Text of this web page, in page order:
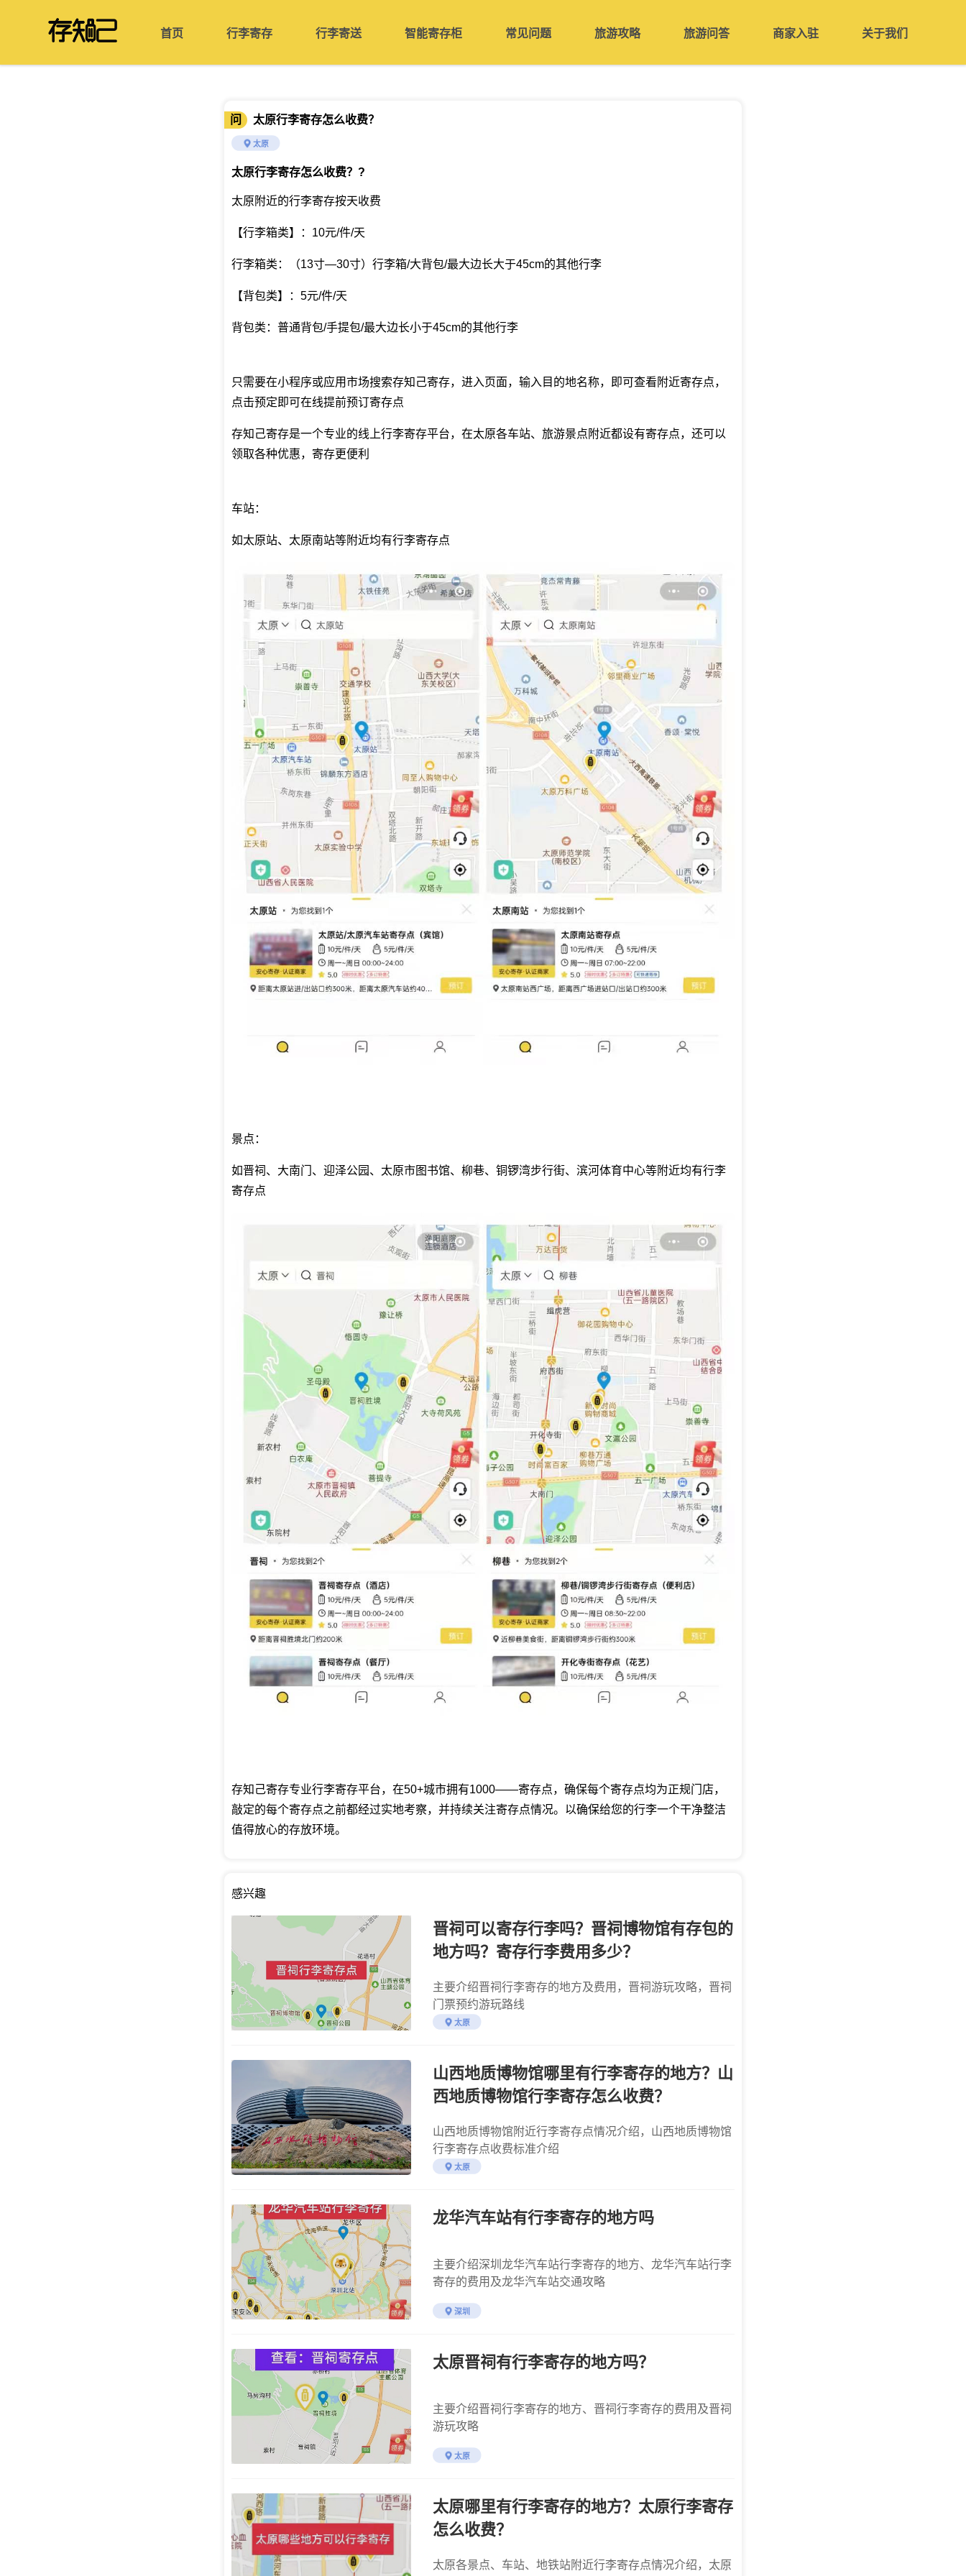
首页 行李寄存 行李寄送 智能寄存柜 常见问题 旅游攻略 旅游问答 商家入驻 关于我们
问 太原行李寄存怎么收费？
太原
太原行李寄存怎么收费？ ?
太原附近的行李寄存按天收费
【行李箱类】：10元/件/天
行李箱类：（13寸—30寸）行李箱/大背包/最大边长大于45cm的其他行李
【背包类】：5元/件/天
背包类：普通背包/手提包/最大边长小于45cm的其他行李
只需要在小程序或应用市场搜索存知己寄存，进入页面，输入目的地名称，即可查看附近寄存点，
点击预定即可在线提前预订寄存点
存知己寄存是一个专业的线上行李寄存平台，在太原各车站、旅游景点附近都设有寄存点，还可以
领取各种优惠，寄存更便利
车站：
如太原站、太原南站等附近均有行李寄存点
景点：
如晋祠、大南门、迎泽公园、太原市图书馆、柳巷、铜锣湾步行街、滨河体育中心等附近均有行李
寄存点
存知己寄存专业行李寄存平台，在50+城市拥有1000——寄存点，确保每个寄存点均为正规门店，
敲定的每个寄存点之前都经过实地考察，并持续关注寄存点情况。以确保给您的行李一个干净整洁
值得放心的存放环境。
感兴趣
晋祠可以寄存行李吗？晋祠博物馆有存包的
地方吗？寄存行李费用多少？
主要介绍晋祠行李寄存的地方及费用，晋祠游玩攻略，晋祠
门票预约游玩路线
太原
山西地质博物馆哪里有行李寄存的地方？山
西地质博物馆行李寄存怎么收费？
山西地质博物馆附近行李寄存点情况介绍，山西地质博物馆
行李寄存点收费标准介绍
太原
龙华汽车站有行李寄存的地方吗
主要介绍深圳龙华汽车站行李寄存的地方、龙华汽车站行李
寄存的费用及龙华汽车站交通攻略
深圳
太原晋祠有行李寄存的地方吗？
主要介绍晋祠行李寄存的地方、晋祠行李寄存的费用及晋祠
游玩攻略
太原
太原哪里有行李寄存的地方？太原行李寄存
怎么收费？
太原各景点、车站、地铁站附近行李寄存点情况介绍，太原